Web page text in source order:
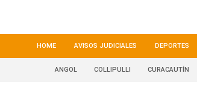
HOME AVISOS JUDICIALES DEPORTES
ANGOL COLLIPULLI CURACAUTÍN